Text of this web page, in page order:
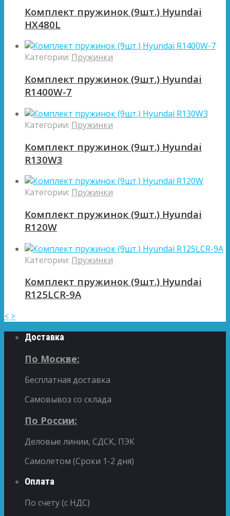
Комплект пружинок (9шт.) Hyundai
HX480L
Категории: Пружинки
Комплект пружинок (9шт.) Hyundai
R1400W-7
Категории: Пружинки
Комплект пружинок (9шт.) Hyundai
R130W3
Категории: Пружинки
Комплект пружинок (9шт.) Hyundai
R120W
Категории: Пружинки
Комплект пружинок (9шт.) Hyundai
R125LCR-9A
< >
Доставка
По Москве:
Бесплатная доставка
Самовывоз со склада
По России:
Деловые линии, СДСК, ПЭК
Самолетом (Сроки 1-2 дня)
Оплата
По счету (с НДС)